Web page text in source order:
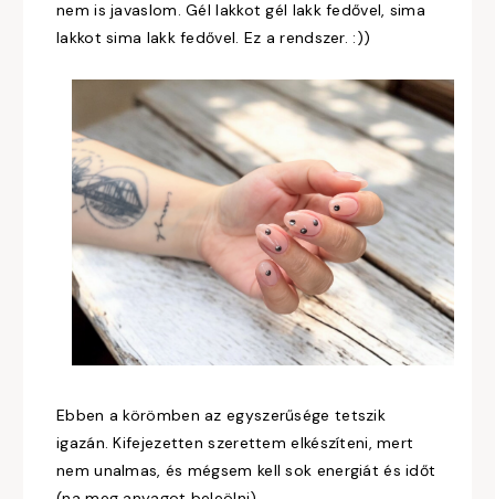
nem is javaslom. Gél lakkot gél lakk fedővel, sima
lakkot sima lakk fedővel. Ez a rendszer. :))
Ebben a körömben az egyszerűsége tetszik
igazán. Kifejezetten szerettem elkészíteni, mert
nem unalmas, és mégsem kell sok energiát és időt